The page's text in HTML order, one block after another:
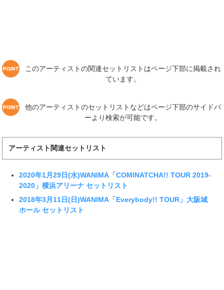
このアーティストの関連セットリストはページ下部に掲載され
ています。
他のアーティストのセットリストなどはページ下部のサイドバ
ーより検索が可能です。
アーティスト関連セットリスト
2020年1月29日(水)WANIMA「COMINATCHA!! TOUR 2019-
2020」横浜アリーナ セットリスト
2018年3月11日(日)WANIMA「Everybody!! TOUR」大阪城
ホール セットリスト